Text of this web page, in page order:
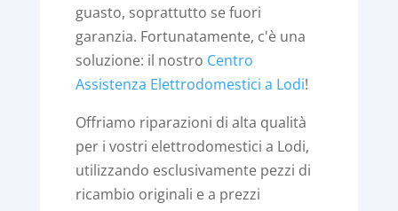
guasto, soprattutto se fuori
garanzia. Fortunatamente, c'è una
soluzione: il nostro Centro
Assistenza Elettrodomestici a Lodi!
Offriamo riparazioni di alta qualità
per i vostri elettrodomestici a Lodi,
utilizzando esclusivamente pezzi di
ricambio originali e a prezzi